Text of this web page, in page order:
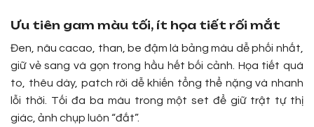
Ưu tiên gam màu tối, ít họa tiết rối mắt
Đen, nâu cacao, than, be đậm là bảng màu dễ phối nhất,
giữ vẻ sang và gọn trong hầu hết bối cảnh. Họa tiết quá
to, thêu dày, patch rời dễ khiến tổng thể nặng và nhanh
lỗi thời. Tối đa ba màu trong một set để giữ trật tự thị
giác, ảnh chụp luôn “đắt”.